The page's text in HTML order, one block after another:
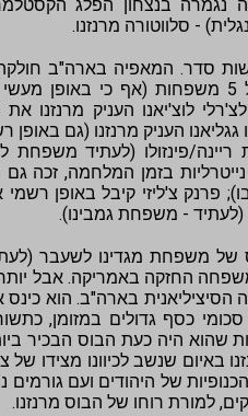
נגמרה בנצחון הפלג
- סלווטורה מרנזנו.
סדר. המאפיה בארה"ב
מסודרות, כשבעיר ניו יורק נקבע שיפעלו במקביל 5 משפחות (אף
לוצ'יאנו העניק מרנזנו
העניק מרנזנו (גם באופן
פינזולו (לעתיד משפחת
בזמן המלחמה, זכה
פרנק צ'ליזי קיבל באופן
- משפחת גמבינו).
של משפחת מגדינו לשעבר
החזקה באמריקה. אבל
הסיציליאנית בארה"ב. הוא
כסף גדולים במזומן,
שהוא היה כעת הבוס הבכיר
שנשב לכיוונו מצידו של
של היהודים ועם גורמים
למורת רוחו של הבוס מרנזנו.